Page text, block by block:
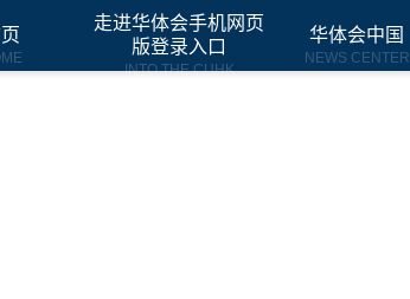
走进华体会手机网页
版登录入口
INTO THE CUHK
华体会中国
NEWS CENTER